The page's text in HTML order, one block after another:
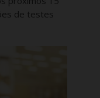
de testes